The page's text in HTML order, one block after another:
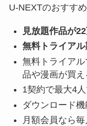
U-NEXTのおすす
見放題作品が
無料トライアル
無料トライア
品や漫画が買え
1契約で最大4
ダウンロード
月額会員なら